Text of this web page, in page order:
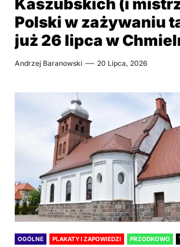
Kaszubskich (i
Polski w zażywaniu
już 26 lipca w
Andrzej Baranowski 20 Lipca, 2026
OGÓLNE PLAKATY I ZAPOWIEDZI PRZODKOWO